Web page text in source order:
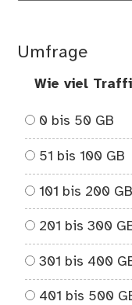
Umfrage
Wie viel
0 bis 50 GB
51 bis 100 GB
101 bis 200 GB
201 bis 300
301 bis 400
401 bis 500